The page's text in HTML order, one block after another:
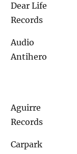
Dear Life
Records
Audio
Antihero
Aguirre
Records
Carpark